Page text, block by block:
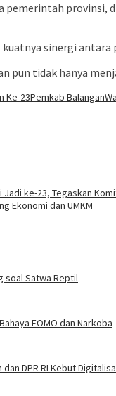
pemerintah
sinergi
pun tidak hanya
Ke-23Pemkab Balangan
Jadi ke-23, Tegaskan
Ekonomi dan UMKM
soal Satwa Reptil
FOMO dan Narkoba
DPR RI Kebut